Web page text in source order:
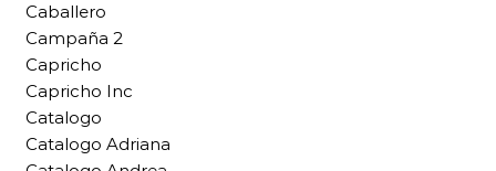
Caballero
Campaña 2
Capricho
Capricho Inc
Catalogo
Catalogo Adriana